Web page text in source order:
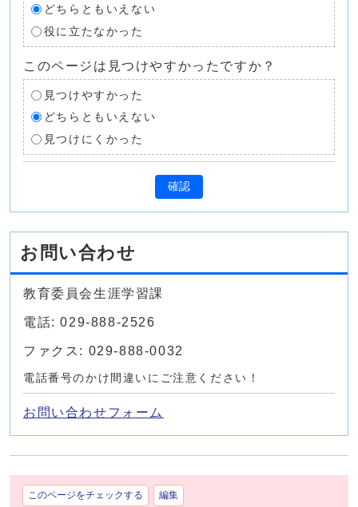
どちらともいえない
役に立たなかった
このページは見つけやすかったですか？
見つけやすかった
どちらともいえない
見つけにくかった
確認
お問い合わせ
教育委員会生涯学習課
電話: 029-888-2526
ファクス: 029-888-0032
電話番号のかけ間違いにご注意ください！
お問い合わせフォーム
このページをチェックする 編集